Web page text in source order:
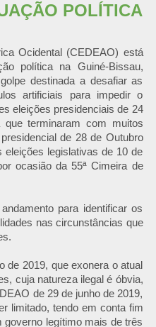
POLÍTICA
Ocidental (CEDEAO) está
política na Guiné-Bissau,
destinada a desafiar as
artificiais para impedir o
eleições presidenciais de 24
terminaram com muitos
de 28 de Outubro
legislativas de 10 de
ocasião da 55ª Cimeira de
para identificar os
nas circunstâncias que
de 2019, que exonera o atual
cuja natureza ilegal é óbvia,
de 29 de junho de 2019,
limitado, tendo em conta fim
governo legítimo mais de três